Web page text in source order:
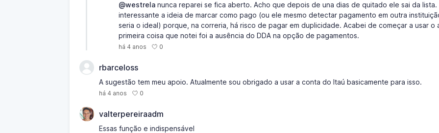
@westrela nunca reparei se fica aberto. Acho que depois de una dias de quitado ele sai da lista.
interessante a ideia de marcar como pago (ou ele mesmo detectar pagamento em outra
seria o ideal) porque, na correria, há risco de pagar em duplicidade. Acabei de começar a usar o
primeira coisa que notei foi a ausência do DDA na opção de pagamentos.
há 4 anos 0
rbarceloss
A sugestão tem meu apoio. Atualmente sou obrigado a usar a conta do Itaú basicamente para isso.
há 4 anos 0
valterpereiraadm
Essas função e indispensável